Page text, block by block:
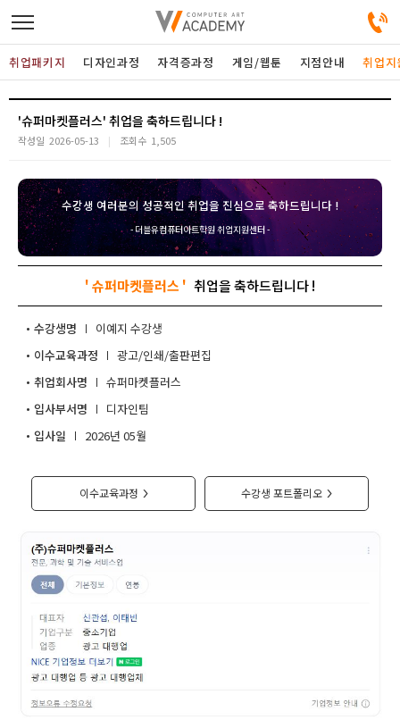
디자인정규과정
게임과정
자격증과정
커뮤니티
취업지원센터
고객상담센터
취업패키지 디자인과정 자격증과정 게임/웹툰 지점안내 취업
'슈퍼마켓플러스'
작성일 2026-05-13 조회수 1,505
수강생 여러분의 성공적인 취업을 진심으로 축하드립니다 !
- 더블유컴퓨터아트학원 취업지원센터 -
' 슈퍼마켓플러스 '
수강생명
이예지
이수교육과정
광고/인쇄/출판편집
취업회사명
슈퍼마켓플러스
입사부서명
디자인팀
입사일
2026년 05월
이수교육과정 > 수강생 포트폴리오 >